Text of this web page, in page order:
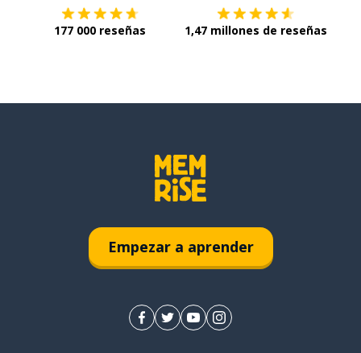
177 000 reseñas 1,47 millones de reseñas
Empezar a aprender